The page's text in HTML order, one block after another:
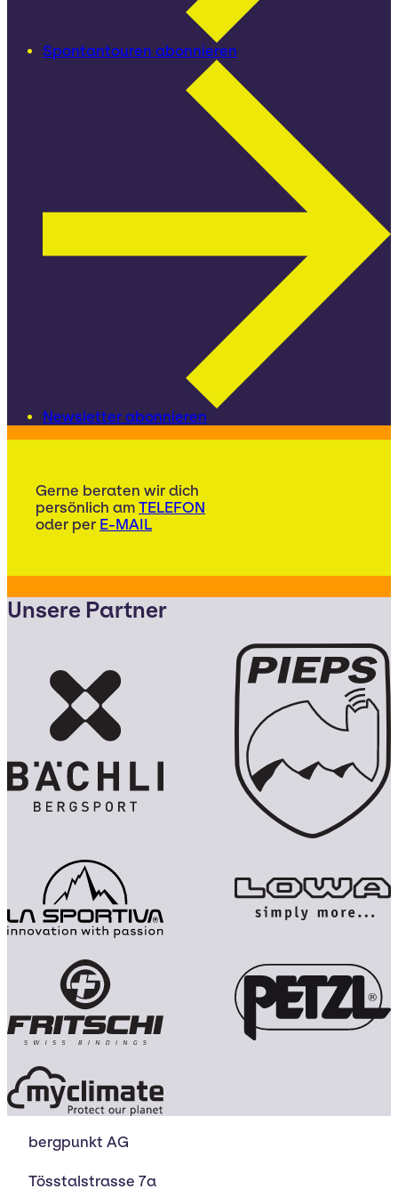
Spontantouren abonnieren
Newsletter abonnieren
Gerne beraten wir dich
persönlich am TELEFON
oder per E-MAIL
Unsere Partner
bergpunkt AG
Tösstalstrasse 7a